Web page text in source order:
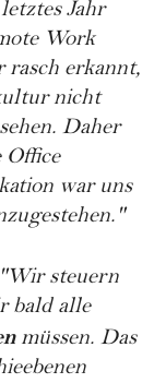
Jahr
Work
rasch erkannt,
nicht
Daher
Office
war uns
"Wir steuern
bald alle
müssen. Das